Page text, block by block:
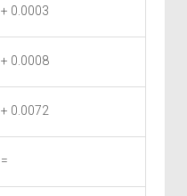
+ 0.0003
+ 0.0008
+ 0.0072
=